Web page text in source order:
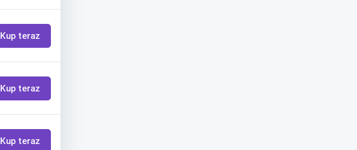
Kup teraz
Kup teraz
Kup teraz